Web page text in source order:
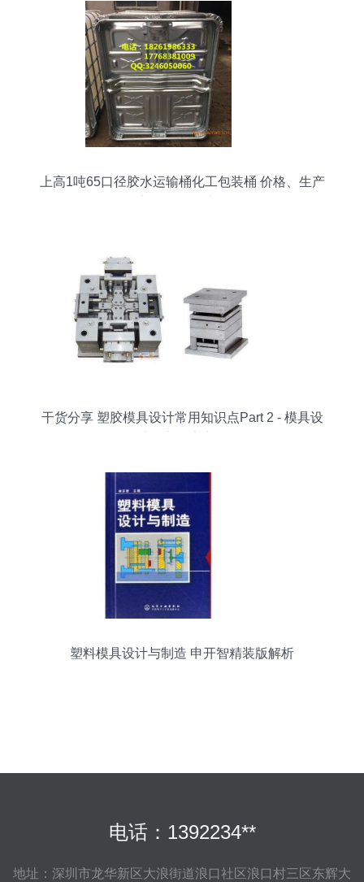
上高1吨65口径胶水运输桶化工包装桶 价格、生产
干货分享 塑胶模具设计常用知识点Part 2 - 模具设
塑料模具设计与制造 申开智精装版解析
电话：1392234**
地址：深圳市龙华新区大浪街道浪口社区浪口村三区东辉大